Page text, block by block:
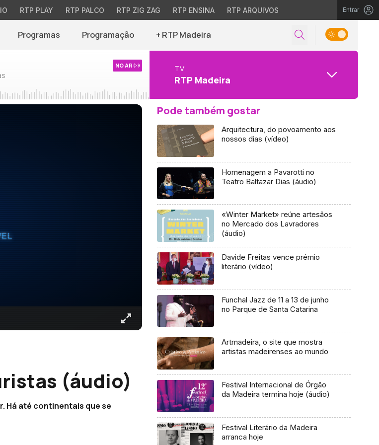
RTP PLAY RTP PALCO RTP ZIG ZAG RTP ENSINA RTP ARQUIVOS Entrar
Programas Programação + RTP Madeira
NO AR TV
RTP Madeira
(áudio)
Há até continentais que se
Pode também gostar
Arquitectura, do povoamento aos
nossos dias (vídeo)
Homenagem a Pavarotti no
Teatro Baltazar Dias (áudio)
«Winter Market» reúne artesãos
no Mercado dos Lavradores
(áudio)
Davide Freitas vence prémio
literário (vídeo)
Funchal Jazz de 11 a 13 de junho
no Parque de Santa Catarina
Artmadeira, o site que mostra
artistas madeirenses ao mundo
Festival Internacional de Órgão
da Madeira termina hoje (áudio)
Festival Literário da Madeira
arranca hoje